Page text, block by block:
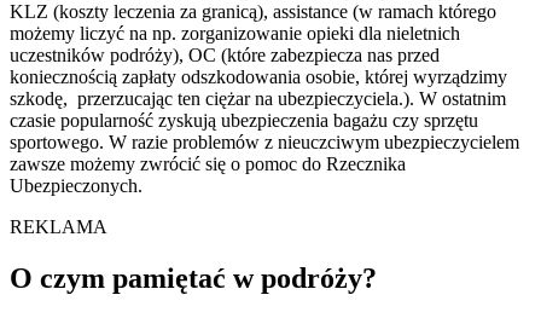
KLZ (koszty leczenia za granicą), assistance (w ramach którego
możemy liczyć na np. zorganizowanie opieki dla nieletnich
uczestników podróży), OC (które zabezpiecza nas przed
koniecznością zapłaty odszkodowania osobie, której wyrządzimy
szkodę, przerzucając ten ciężar na ubezpieczyciela.). W ostatnim
czasie popularność zyskują ubezpieczenia bagażu czy sprzętu
sportowego. W razie problemów z nieuczciwym ubezpieczycielem
zawsze możemy zwrócić się o pomoc do Rzecznika
Ubezpieczonych.
REKLAMA
O czym pamiętać w podróży?